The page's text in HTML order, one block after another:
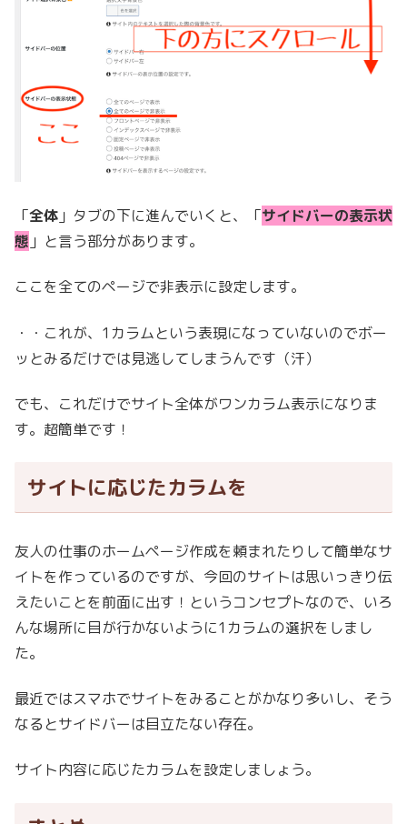
「全体 」タブの下に進んでいくと、「サイドバーの表示状
態 」と言う部分があります。
ここを全てのページで非表示に設定します。
・・これが、1カラムという表現になっていないのでボー
ッとみるだけでは見逃してしまうんです（汗）
でも、これだけでサイト全体がワンカラム表示になりま
す。超簡単です！
サイトに応じたカラムを
友人の仕事のホームページ作成を頼まれたりして簡単なサ
イトを作っているのですが、今回のサイトは思いっきり伝
えたいことを前面に出す！というコンセプトなので、いろ
んな場所に目が行かないように1カラムの選択をしまし
た。
最近ではスマホでサイトをみることがかなり多いし、そう
なるとサイドバーは目立たない存在。
サイト内容に応じたカラムを設定しましょう。